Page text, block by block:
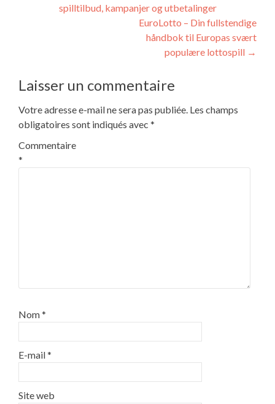
spilltilbud, kampanjer og utbetalinger
EuroLotto – Din fullstendige
håndbok til Europas svært
populære lottospill →
Laisser un commentaire
Votre adresse e-mail ne sera pas publiée. Les champs
obligatoires sont indiqués avec *
Commentaire
*
Nom*
E-mail*
Site web